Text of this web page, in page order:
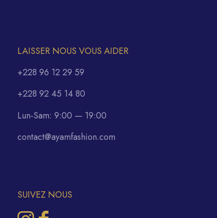
LAISSER NOUS VOUS AIDER
+228 96 12 29 59
+228 92 45 14 80
Lun-Sam: 9:00 — 19:00
contact@ayamfashion.com
SUIVEZ NOUS